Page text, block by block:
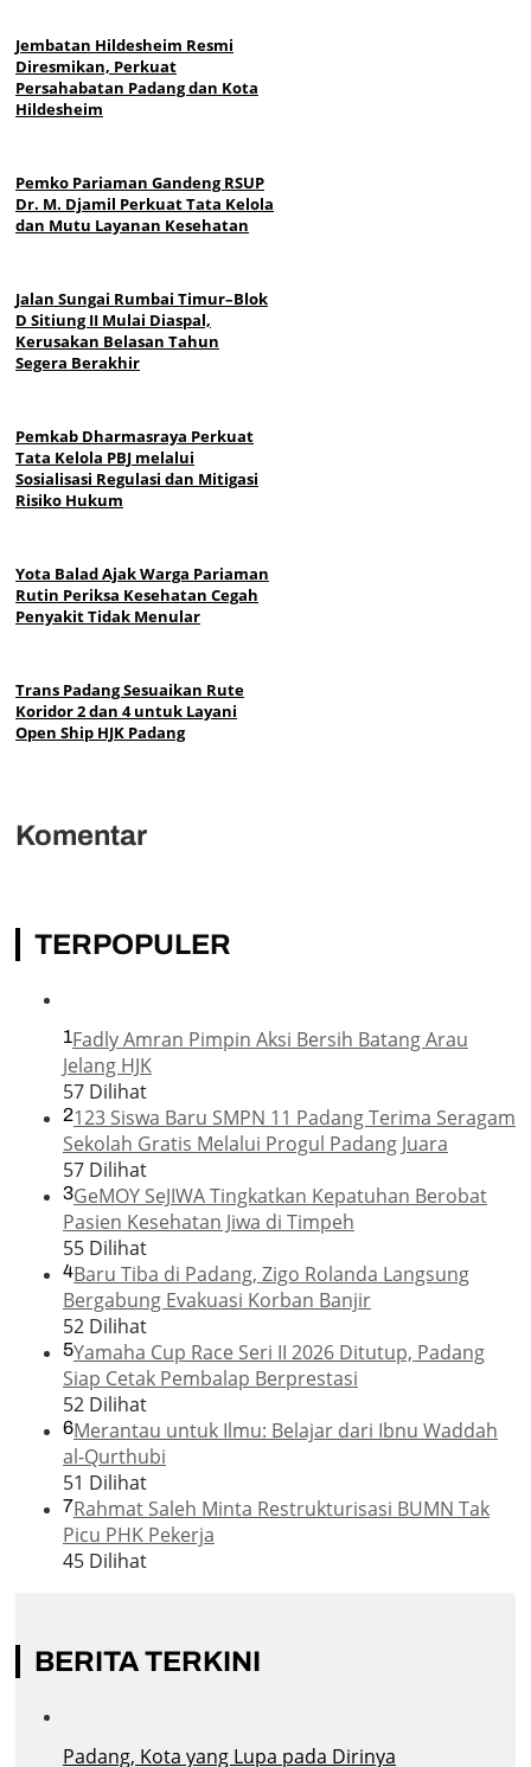
Jembatan Hildesheim Resmi
Diresmikan, Perkuat
Persahabatan Padang dan Kota
Hildesheim
Pemko Pariaman Gandeng RSUP
Dr. M. Djamil Perkuat Tata Kelola
dan Mutu Layanan Kesehatan
Jalan Sungai Rumbai Timur–Blok
D Sitiung II Mulai Diaspal,
Kerusakan Belasan Tahun
Segera Berakhir
Pemkab Dharmasraya Perkuat
Tata Kelola PBJ melalui
Sosialisasi Regulasi dan Mitigasi
Risiko Hukum
Yota Balad Ajak Warga Pariaman
Rutin Periksa Kesehatan Cegah
Penyakit Tidak Menular
Trans Padang Sesuaikan Rute
Koridor 2 dan 4 untuk Layani
Open Ship HJK Padang
Komentar
TERPOPULER
1Fadly Amran Pimpin Aksi Bersih Batang Arau
Jelang HJK
57 Dilihat
2123 Siswa Baru SMPN 11 Padang Terima Seragam
Sekolah Gratis Melalui Progul Padang Juara
57 Dilihat
3GeMOY SeJIWA Tingkatkan Kepatuhan Berobat
Pasien Kesehatan Jiwa di Timpeh
55 Dilihat
4Baru Tiba di Padang, Zigo Rolanda Langsung
Bergabung Evakuasi Korban Banjir
52 Dilihat
5Yamaha Cup Race Seri II 2026 Ditutup, Padang
Siap Cetak Pembalap Berprestasi
52 Dilihat
6Merantau untuk Ilmu: Belajar dari Ibnu Waddah
al-Qurthubi
51 Dilihat
7Rahmat Saleh Minta Restrukturisasi BUMN Tak
Picu PHK Pekerja
45 Dilihat
BERITA TERKINI
Padang, Kota yang Lupa pada Dirinya